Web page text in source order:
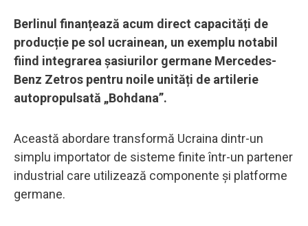
Berlinul finanțează acum direct capacități de
producție pe sol ucrainean, un exemplu notabil
fiind integrarea șasiurilor germane Mercedes-
Benz Zetros pentru noile unități de artilerie
autopropulsată „Bohdana”.
Această abordare transformă Ucraina dintr-un
simplu importator de sisteme finite într-un partener
industrial care utilizează componente și platforme
germane.